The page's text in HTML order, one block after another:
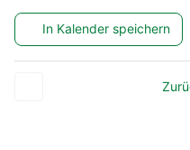
In Kalender speichern